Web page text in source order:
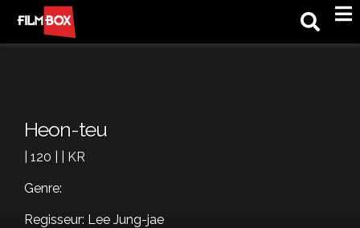
Heon-teu
| 120 | | KR
Genre:
Regisseur: Lee Jung-jae